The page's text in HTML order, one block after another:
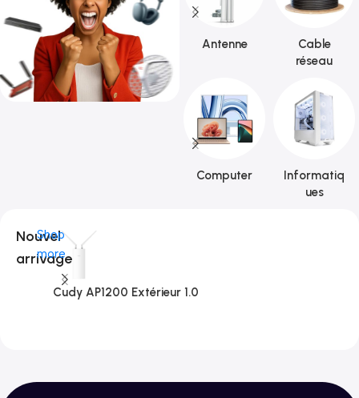
Antenne
Cable
réseau
Computer
Informatiq
ues
Nouvel
arrivage
Shop
more
Cudy AP1200 Extérieur 1.0